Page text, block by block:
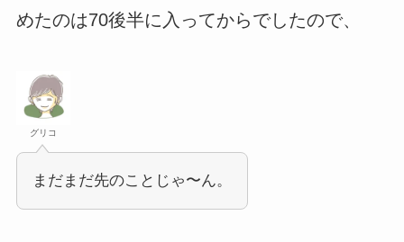
めたのは70後半に入ってからでしたので、
グリコ
まだまだ先のことじゃ〜ん。